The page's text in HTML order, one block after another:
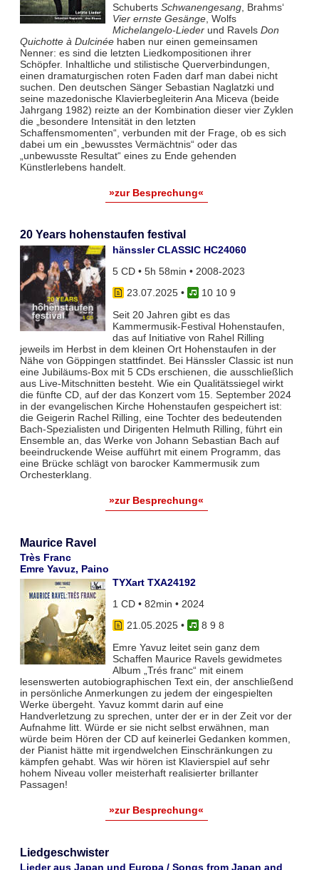
Schuberts Schwanengesang, Brahms‘
Vier ernste Gesänge, Wolfs
Michelangelo-Liederund Ravels Don
Quichotte à Dulcinéehaben nur einen gemeinsamen
Nenner: es sind die letzten Liedkompositionen ihrer
Schöpfer. Inhaltliche und stilistische Querverbindungen,
einen dramaturgischen roten Faden darf man dabei nicht
suchen. Den deutschen Sänger Sebastian Naglatzki und
seine mazedonische Klavierbegleiterin Ana Miceva (beide
Jahrgang 1982) reizte an der Kombination dieser vier Zyklen
die „besondere Intensität in den letzten
Schaffensmomenten“, verbunden mit der Frage, ob es sich
dabei um ein „bewusstes Vermächtnis“ oder das
„unbewusste Resultat“ eines zu Ende gehenden
Künstlerlebens handelt.
»zur Besprechung«
20 Years hohenstaufen festival
hänssler CLASSIC HC24060
5 CD • 5h 58min • 2008-2023
23.07.2025•
10 10 9
Seit 20 Jahren gibt es das
Kammermusik-Festival Hohenstaufen,
das auf Initiative von Rahel Rilling
jeweils im Herbst in dem kleinen Ort Hohenstaufen in der
Nähe von Göppingen stattfindet. Bei Hänssler Classic ist nun
eine Jubiläums-Box mit 5 CDs erschienen, die ausschließlich
aus Live-Mitschnitten besteht. Wie ein Qualitätssiegel wirkt
die fünfte CD, auf der das Konzert vom 15. September 2024
in der evangelischen Kirche Hohenstaufen gespeichert ist:
die Geigerin Rachel Rilling, eine Tochter des bedeutenden
Bach-Spezialisten und Dirigenten Helmuth Rilling, führt ein
Ensemble an, das Werke von Johann Sebastian Bach auf
beeindruckende Weise aufführt mit einem Programm, das
eine Brücke schlägt von barocker Kammermusik zum
Orchesterklang.
»zur Besprechung«
Maurice Ravel
Très Franc
Emre Yavuz, Paino
TYXart TXA24192
1 CD • 82min • 2024
21.05.2025•
8 9 8
Emre Yavuz leitet sein ganz dem
Schaffen Maurice Ravels gewidmetes
Album „Trés franc“ mit einem
lesenswerten autobiographischen Text ein, der anschließend
in persönliche Anmerkungen zu jedem der eingespielten
Werke übergeht. Yavuz kommt darin auf eine
Handverletzung zu sprechen, unter der er in der Zeit vor der
Aufnahme litt. Würde er sie nicht selbst erwähnen, man
würde beim Hören der CD auf keinerlei Gedanken kommen,
der Pianist hätte mit irgendwelchen Einschränkungen zu
kämpfen gehabt. Was wir hören ist Klavierspiel auf sehr
hohem Niveau voller meisterhaft realisierter brillanter
Passagen!
»zur Besprechung«
Liedgeschwister
Lieder aus Japan und Europa / Songs from Japan and